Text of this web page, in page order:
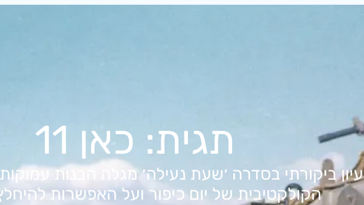
תגית: כאן 11
עיון ביקורתי בסדרה ׳שעת נעילה׳ מגלה הבנות
הקולקטיבית של יום כיפור ועל האפשרות